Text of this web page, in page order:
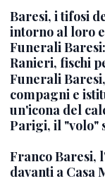
Baresi, i tifosi
intorno al loro
Funerali
Ranieri, fischi
Funerali
compagni e
un'icona del
Parigi, il "volo"
Franco Baresi,
davanti a Casa